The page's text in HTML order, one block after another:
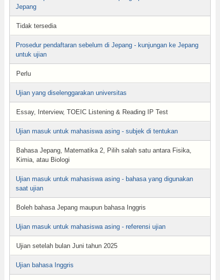
Jepang
Tidak tersedia
Prosedur pendaftaran sebelum di Jepang - kunjungan ke Jepang
untuk ujian
Perlu
Ujian yang diselenggarakan universitas
Essay, Interview, TOEIC Listening & Reading IP Test
Ujian masuk untuk mahasiswa asing - subjek di tentukan
Bahasa Jepang, Matematika 2, Pilih salah satu antara Fisika,
Kimia, atau Biologi
Ujian masuk untuk mahasiswa asing - bahasa yang digunakan
saat ujian
Boleh bahasa Jepang maupun bahasa Inggris
Ujian masuk untuk mahasiswa asing - referensi ujian
Ujian setelah bulan Juni tahun 2025
Ujian bahasa Inggris